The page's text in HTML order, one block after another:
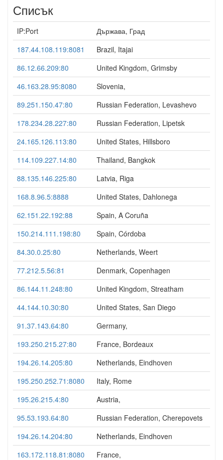
Списък
IP:Port
Държава, Град
187.44.108.119:8081
Brazil, Itajai
86.12.66.209:80
United Kingdom, Grimsby
46.163.28.95:8080
Slovenia,
89.251.150.47:80
Russian Federation, Levashevo
178.234.28.227:80
Russian Federation, Lipetsk
24.165.126.113:80
United States, Hillsboro
114.109.227.14:80
Thailand, Bangkok
88.135.146.225:80
Latvia, Riga
168.8.96.5:8888
United States, Dahlonega
62.151.22.192:88
Spain, A Coruña
150.214.111.198:80
Spain, Córdoba
84.30.0.25:80
Netherlands, Weert
77.212.5.56:81
Denmark, Copenhagen
86.144.11.248:80
United Kingdom, Streatham
44.144.10.30:80
United States, San Diego
91.37.143.64:80
Germany,
193.250.215.27:80
France, Bordeaux
194.26.14.205:80
Netherlands, Eindhoven
195.250.252.71:8080
Italy, Rome
195.26.215.4:80
Austria,
95.53.193.64:80
Russian Federation, Cherepovets
194.26.14.204:80
Netherlands, Eindhoven
163.172.118.81:8080
France,